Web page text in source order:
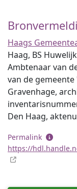
Haags
Haag, BS Huwelijk
Ambtenaar van
van de
Gravenhage,
Den Haag,
Permalink
https://